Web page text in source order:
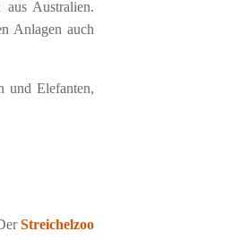
Australien.
Anlagen auch
und Elefanten,
Streichelzoo